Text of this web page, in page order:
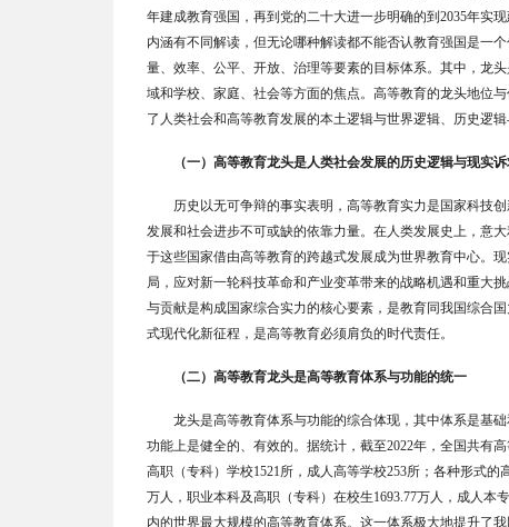
年建成教育强国，再到党的二十大进一步明确的到 2035年实
内涵有不同解读，但无论哪种解读都不能否认教育强国是一
量、效率、公平、开放、治理等要素的目标体系。其中，龙
域和学校、家庭、社会等方面的焦点。高等教育的龙头地位
了人类社会和高等教育发展的本土逻辑与世界逻辑、历史逻辑
（一）高等教育龙头是人类社会发展的历史逻辑与现实
历史以无可争辩的事实表明，高等教育实力是国家科技
发展和社会进步不可或缺的依靠力量。在人类发展史上，意
于这些国家借由高等教育的跨越式发展成为世界教育中心。
局，应对新一轮科技革命和产业变革带来的战略机遇和重大
与贡献是构成国家综合实力的核心要素，是教育同我国综合
式现代化新征程，是高等教育必须肩负的时代责任。
（二）高等教育龙头是高等教育体系与功能的统一
龙头是高等教育体系与功能的综合体现，其中体系是基
功能上是健全的、有效的。据统计，截至2022年，全国共有
高职（专科）学校1521所，成人高等学校253所；各种形式的
万人，职业本科及高职（专科）在校生1693.77万人，成人本
内的世界最大规模的高等教育体系。这一体系极大地提升了